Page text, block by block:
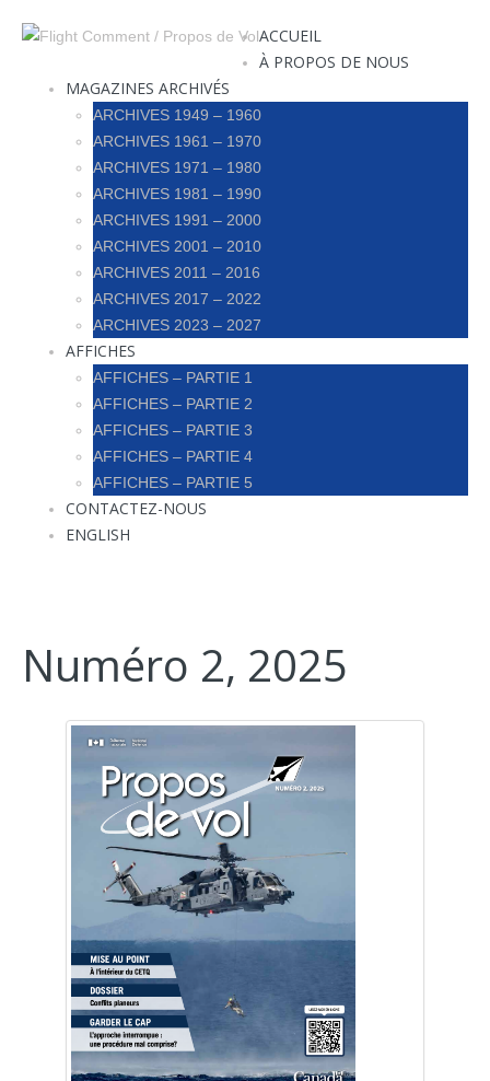
ACCUEIL
À PROPOS DE NOUS
MAGAZINES ARCHIVÉS
ARCHIVES 1949 – 1960
ARCHIVES 1961 – 1970
ARCHIVES 1971 – 1980
ARCHIVES 1981 – 1990
ARCHIVES 1991 – 2000
ARCHIVES 2001 – 2010
ARCHIVES 2011 – 2016
ARCHIVES 2017 – 2022
ARCHIVES 2023 – 2027
AFFICHES
AFFICHES – PARTIE 1
AFFICHES – PARTIE 2
AFFICHES – PARTIE 3
AFFICHES – PARTIE 4
AFFICHES – PARTIE 5
CONTACTEZ-NOUS
ENGLISH
Numéro 2, 2025